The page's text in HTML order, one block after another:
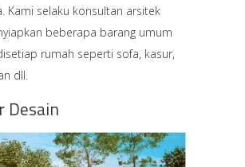
Kami selaku konsultan arsitek
beberapa barang umum
rumah seperti sofa, kasur,
dll.
Desain